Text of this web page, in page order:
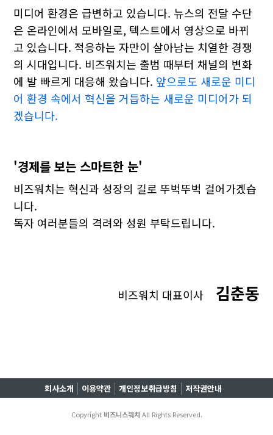
미디어 환경은 급변하고 있습니다. 뉴스의 전달 수단
은 온라인에서 모바일로, 텍스트에서 영상으로 바뀌
고 있습니다. 적응하는 자만이 살아남는 치열한 경쟁
의 시대입니다. 비즈워치는 출범 때부터 채널의 변화
에 발 빠르게 대응해 왔습니다. 앞으로도 새로운 미디
어 환경 속에서 혁신을 거듭하는 새로운 미디어가 되
겠습니다.
'경제를 보는 스마트한 눈'
비즈워치는 혁신과 성장의 길로 뚜벅뚜벅 걸어가겠습
니다.
독자 여러분들의 격려와 성원 부탁드립니다.
비즈워치 대표이사 김춘동
회사소개 이용약관 개인정보취급방침 저작권안내
Copyright 비즈니스워치 All Rights Reserved.